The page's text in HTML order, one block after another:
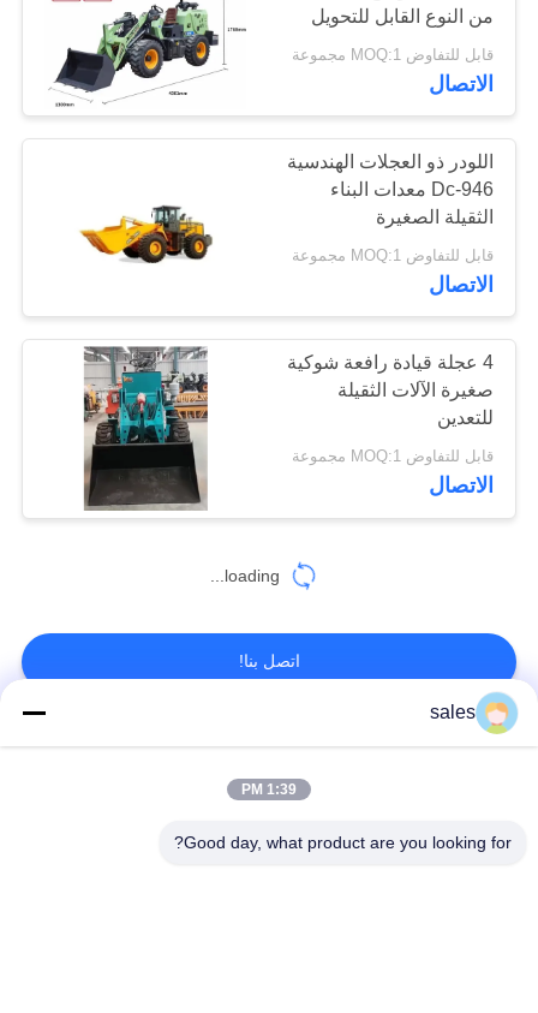
من النوع القابل للتحويل
قابل للتفاوض MOQ:1 مجموعة
الاتصال
اللودر ذو العجلات الهندسية
Dc-946 معدات البناء
الثقيلة الصغيرة
قابل للتفاوض MOQ:1 مجموعة
الاتصال
4 عجلة قيادة رافعة شوكية
صغيرة الآلات الثقيلة
للتعدين
قابل للتفاوض MOQ:1 مجموعة
الاتصال
loading...
اتصل بنا!
فئات شعبية
طاحونة ترس التروس شطبة ترس والعتاد
sales
1:39 PM
Good day, what product are you looking for?